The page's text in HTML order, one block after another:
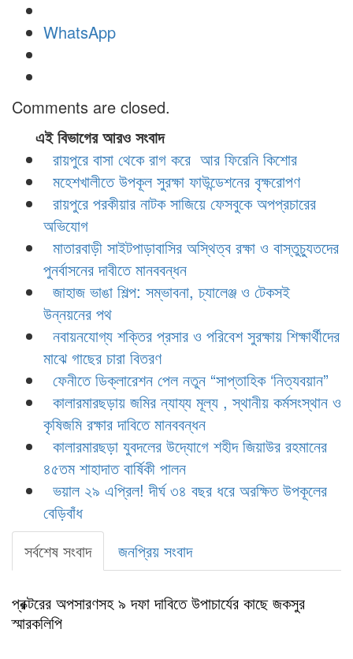
WhatsApp
Comments are closed.
এই বিভাগের আরও সংবাদ
রায়পুরে বাসা থেকে রাগ করে আর ফিরেনি কিশোর
মহেশখালীতে উপকূল সুরক্ষা ফাউন্ডেশনের বৃক্ষরোপণ
রায়পুরে পরকীয়ার নাটক সাজিয়ে ফেসবুকে অপপ্রচারের
অভিযোগ
মাতারবাড়ী সাইটপাড়াবাসির অস্থিত্ব রক্ষা ও বাস্তুচ্যুতদের
পুনর্বাসনের দাবীতে মানববন্ধন
জাহাজ ভাঙা শিল্প: সম্ভাবনা, চ্যালেঞ্জ ও টেকসই
উন্নয়নের পথ
নবায়নযোগ্য শক্তির প্রসার ও পরিবেশ সুরক্ষায় শিক্ষার্থীদের
মাঝে গাছের চারা বিতরণ
ফেনীতে ডিক্লারেশন পেল নতুন “সাপ্তাহিক ‘নিত্যবয়ান”
কালারমারছড়ায় জমির ন্যায্য মূল্য , স্থানীয় কর্মসংস্থান ও
কৃষিজমি রক্ষার দাবিতে মানববন্ধন
কালারমারছড়া যুবদলের উদ্যোগে শহীদ জিয়াউর রহমানের
৪৫তম শাহাদাত বার্ষিকী পালন
ভয়াল ২৯ এপ্রিল! দীর্ঘ ৩৪ বছর ধরে অরক্ষিত উপকূলের
বেড়িবাঁধ
সর্বশেষ সংবাদ
জনপ্রিয় সংবাদ
প্রক্টরের অপসারণসহ ৯ দফা দাবিতে উপাচার্যের কাছে জকসুর
স্মারকলিপি